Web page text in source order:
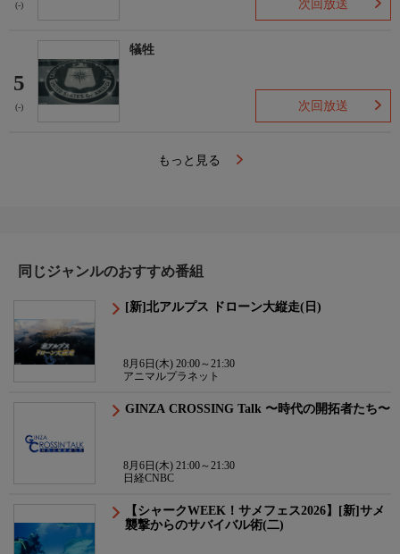
(-) 次回放送
5
(-)
犠牲
次回放送
もっと見る
同じジャンルのおすすめ番組
[新]北アルプス ドローン大縦走(日)
8月6日(木) 20:00～21:30
アニマルプラネット
GINZA CROSSING Talk 〜時代の開拓者たち〜
8月6日(木) 21:00～21:30
日経CNBC
【シャークWEEK！サメフェス2026】[新]サメ
襲撃からのサバイバル術(二)